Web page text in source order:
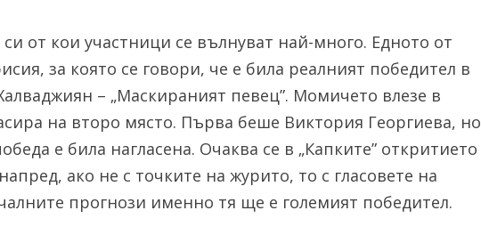
от кои участници се вълнуват най-много. Едното от
за която се говори, че е била реалният победител в
– „Маскираният певец”. Момичето влезе в
на второ място. Първа беше Виктория Георгиева, но
е била нагласена. Очаква се в „Капките” откритието
ако не с точките на журито, то с гласовете на
прогнози именно тя ще е големият победител.